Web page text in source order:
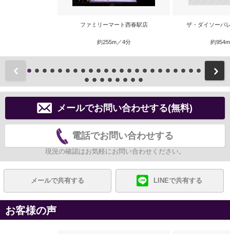
ファミリーマート西春駅店
約255m／4分
ザ・ダイソーパ
約
前
メールでお問い合わせする(無料)
電話でお問い合わせする
現況の確認はお気軽にお問い合わせください。
メールで共有する LINEで共有する
お客様の声